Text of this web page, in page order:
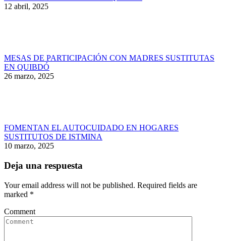
12 abril, 2025
MESAS DE PARTICIPACIÓN CON MADRES SUSTITUTAS
EN QUIBDÓ
26 marzo, 2025
FOMENTAN EL AUTOCUIDADO EN HOGARES
SUSTITUTOS DE ISTMINA
10 marzo, 2025
Deja una respuesta
Your email address will not be published. Required fields are
marked *
Comment